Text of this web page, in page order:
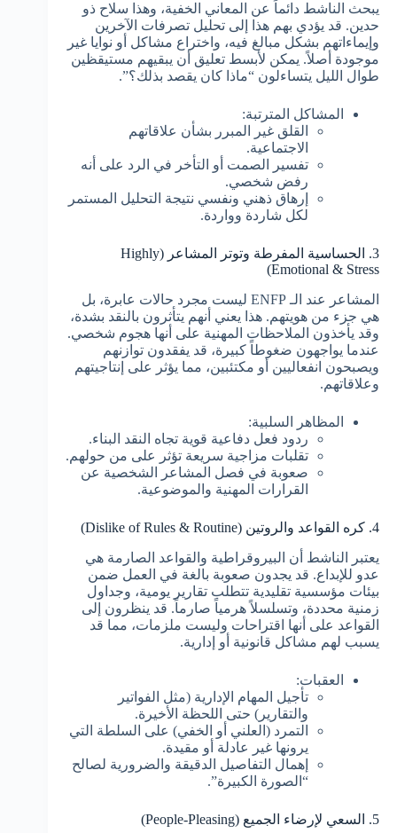
يبحث الناشط دائماً عن المعاني الخفية، وهذا سلاح ذو
حدين. قد يؤدي بهم هذا إلى تحليل تصرفات الآخرين
وإيماءاتهم بشكل مبالغ فيه، واختراع مشاكل أو نوايا غير
موجودة أصلاً. يمكن لأبسط تعليق أن يبقيهم مستيقظين
طوال الليل يتساءلون “ماذا كان يقصد بذلك؟”.
المشاكل المترتبة:
القلق غير المبرر بشأن علاقاتهم
الاجتماعية.
تفسير الصمت أو التأخر في الرد على أنه
رفض شخصي.
إرهاق ذهني ونفسي نتيجة التحليل المستمر
لكل شاردة وواردة.
3. الحساسية المفرطة وتوتر المشاعر (Highly
Emotional & Stress)
المشاعر عند الـ ENFP ليست مجرد حالات عابرة، بل
هي جزء من هويتهم. هذا يعني أنهم يتأثرون بالنقد بشدة،
وقد يأخذون الملاحظات المهنية على أنها هجوم شخصي.
عندما يواجهون ضغوطاً كبيرة، قد يفقدون توازنهم
ويصبحون انفعاليين أو مكتئبين، مما يؤثر على إنتاجيتهم
وعلاقاتهم.
المظاهر السلبية:
ردود فعل دفاعية قوية تجاه النقد البناء.
تقلبات مزاجية سريعة تؤثر على من حولهم.
صعوبة في فصل المشاعر الشخصية عن
القرارات المهنية والموضوعية.
4. كره القواعد والروتين (Dislike of Rules & Routine)
يعتبر الناشط أن البيروقراطية والقواعد الصارمة هي
عدو للإبداع. قد يجدون صعوبة بالغة في العمل ضمن
بيئات مؤسسية تقليدية تتطلب تقارير يومية، وجداول
زمنية محددة، وتسلسلاً هرمياً صارماً. قد ينظرون إلى
القواعد على أنها اقتراحات وليست ملزمات، مما قد
يسبب لهم مشاكل قانونية أو إدارية.
العقبات:
تأجيل المهام الإدارية (مثل الفواتير
والتقارير) حتى اللحظة الأخيرة.
التمرد (العلني أو الخفي) على السلطة التي
يرونها غير عادلة أو مقيدة.
إهمال التفاصيل الدقيقة والضرورية لصالح
“الصورة الكبيرة”.
5. السعي لإرضاء الجميع (People-Pleasing)